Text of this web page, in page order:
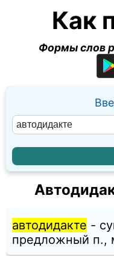
Как
Формы слов
автодидакте -
предложный п.,